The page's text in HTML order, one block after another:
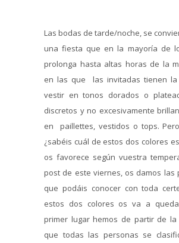
Las bodas de tarde/noche, se
una fiesta que en la mayoría de
prolonga hasta altas horas de la
en las que las invitadas tienen la
vestir en tonos dorados o
discretos y no excesivamente
en paillettes, vestidos o tops.
¿sabéis cuál de estos dos colores
os favorece según vuestra
post de este viernes, os damos las
que podáis conocer con toda
estos dos colores os va a
primer lugar hemos de partir de la
que todas las personas se